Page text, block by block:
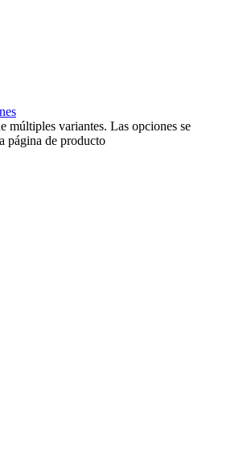
múltiples variantes. Las opciones se
página de producto